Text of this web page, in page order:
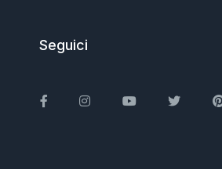
Seguici
FacebookInstagramYou TubeTwitter